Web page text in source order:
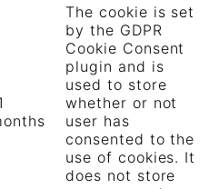
The cookie is set
by the GDPR
Cookie Consent
plugin and is
used to store
whether or not
user has
consented to the
use of cookies. It
does not store